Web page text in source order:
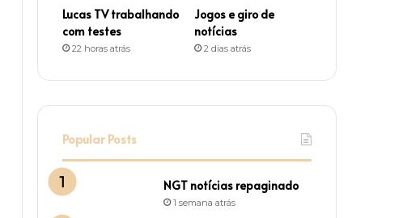
Lucas TV trabalhando
com testes
22 horas atrás
Jogos e giro de
notícias
2 dias atrás
Popular Posts
NGT notícias repaginado
1 semana atrás